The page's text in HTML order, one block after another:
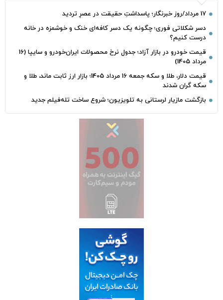
17 مرداد/روز خبرنگار؛ پاسداشتِ حقیقت در عصرِ تردید
دسر شکلاتی فوری؛ چگونه یک دسر کافه‌ای خنک و خوشمزه در خانه
درست کنیم؟
قیمت خودرو در بازار آزاد؛ جدول نرخ محصولات ایران‌خودرو و سایپا (16
مرداد 1405)
قیمت دلار، طلا و سکه جمعه 16 مرداد 1405؛ بازار ارز ثابت ماند، طلا و
سکه گران شدند
بازگشت مازیار لرستانی به تلویزیون؛ شروع ساخت تله‌فیلم جدید